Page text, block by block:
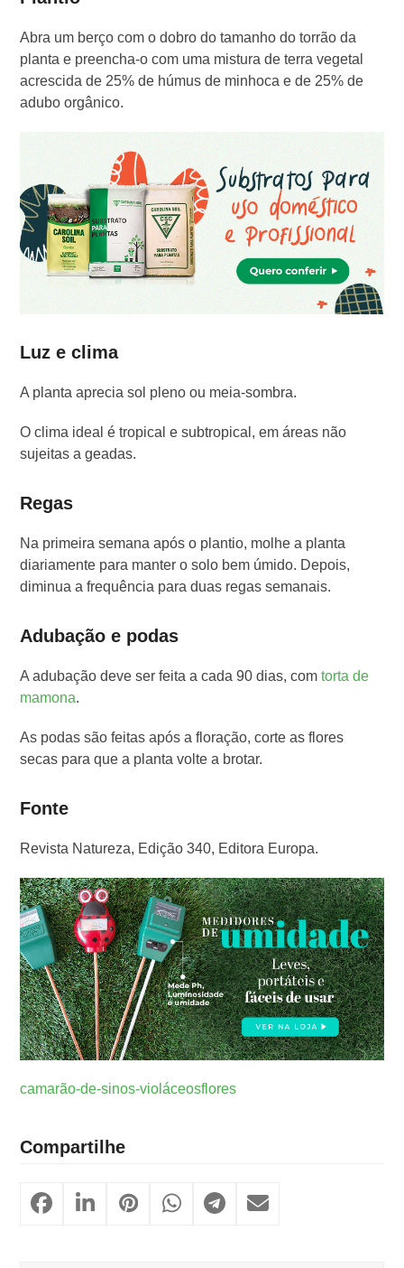
Abra um berço com o dobro do tamanho do torrão da
planta e preencha-o com uma mistura de terra vegetal
acrescida de 25% de húmus de minhoca e de 25% de
adubo orgânico.
Luz e clima
A planta aprecia sol pleno ou meia-sombra.
O clima ideal é tropical e subtropical, em áreas não
sujeitas a geadas.
Regas
Na primeira semana após o plantio, molhe a planta
diariamente para manter o solo bem úmido. Depois,
diminua a frequência para duas regas semanais.
Adubação e podas
A adubação deve ser feita a cada 90 dias, comtorta de
mamona.
As podas são feitas após a floração, corte as flores
secas para que a planta volte a brotar.
Fonte
Revista Natureza, Edição 340, Editora Europa.
camarão-de-sinos-violáceosflores
Compartilhe